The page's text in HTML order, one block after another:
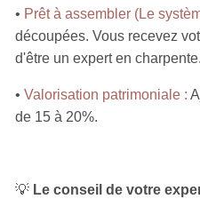
• Prêt à assembler (Le
découpées. Vous recevez
d'être un expert en charpente.
• Valorisation patrimoniale :
de 15 à 20%.
💡 Le conseil de votre